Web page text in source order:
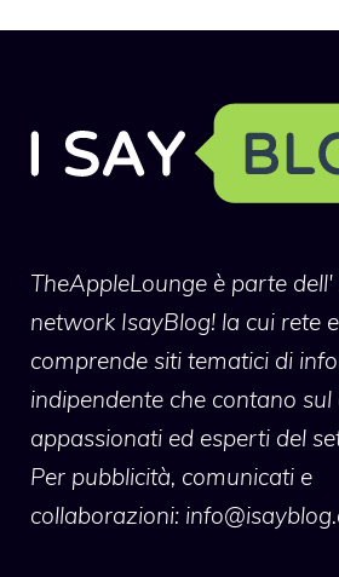
TheAppleLounge è parte dell'
network IsayBlog! la cui rete
comprende siti tematici di
indipendente che contano
appassionati ed esperti del
Per pubblicità, comunicati e
collaborazioni: